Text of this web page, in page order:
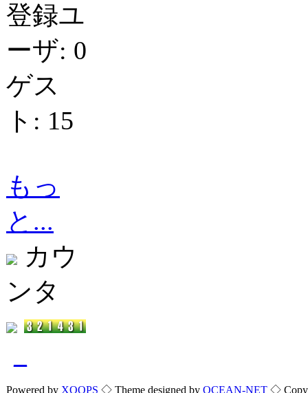
登録ユ
ーザ: 0
ゲス
ト: 15
もっ
と...
カウ
ンタ
Powered by XOOPS ◇ Theme designed by OCEAN-NET ◇